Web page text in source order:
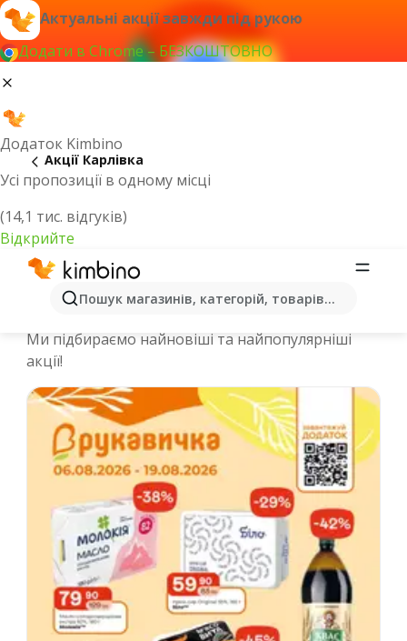
Актуальні акції завжди під рукою
Додати в Chrome – БЕЗКОШТОВНО
Додаток Kimbino
Усі пропозиції в одному місці
(14,1 тис. відгуків)
Відкрийте
Пошук магазинів, категорій, товарів...
Акції Карлівка
Спеціальні пропозиції та каталоги
Ми підбираємо найновіші та найпопулярніші
акції!